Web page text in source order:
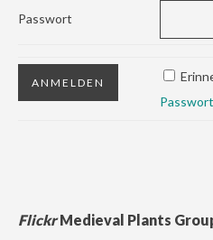
Passwort
FlickrMedieval Plants